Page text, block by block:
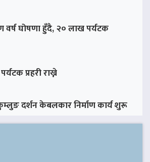
घोषणा हुँदै, २० लाख पर्यटक
प्रहरी राख्ने
दर्शन केबलकार निर्माण कार्य शुरू